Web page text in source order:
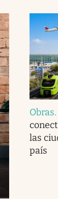
Obras.
las
país